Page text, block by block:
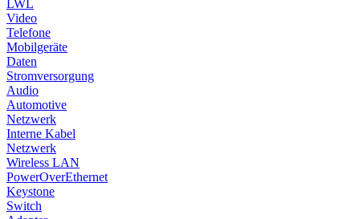
LWL
Video
Telefone
Mobilgeräte
Daten
Stromversorgung
Audio
Automotive
Netzwerk
Interne Kabel
Netzwerk
Wireless LAN
PowerOverEthernet
Keystone
Switch